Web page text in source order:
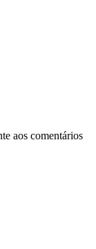
aos comentários